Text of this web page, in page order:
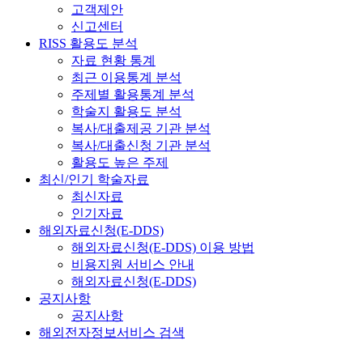
고객제안
신고센터
RISS 활용도 분석
자료 현황 통계
최근 이용통계 분석
주제별 활용통계 분석
학술지 활용도 분석
복사/대출제공 기관 분석
복사/대출신청 기관 분석
활용도 높은 주제
최신/인기 학술자료
최신자료
인기자료
해외자료신청(E-DDS)
해외자료신청(E-DDS) 이용 방법
비용지원 서비스 안내
해외자료신청(E-DDS)
공지사항
공지사항
해외전자정보서비스 검색